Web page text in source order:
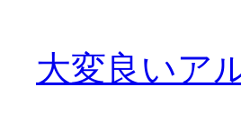
大変良いア